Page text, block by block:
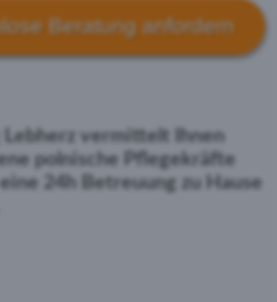
Beratung anfordern
Lebherz vermittelt Ihnen
polnische Pflegekräfte
24h Betreuung zu Hause